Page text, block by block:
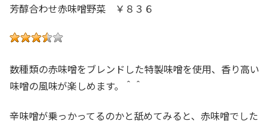
芳醇合わせ赤味噌野菜 ￥８３６
数種類の赤味噌をブレンドした特製味噌を使用、香り高い
味噌の風味が楽しめます。＾＾
辛味噌が乗っかってるのかと舐めてみると、赤味噌でした